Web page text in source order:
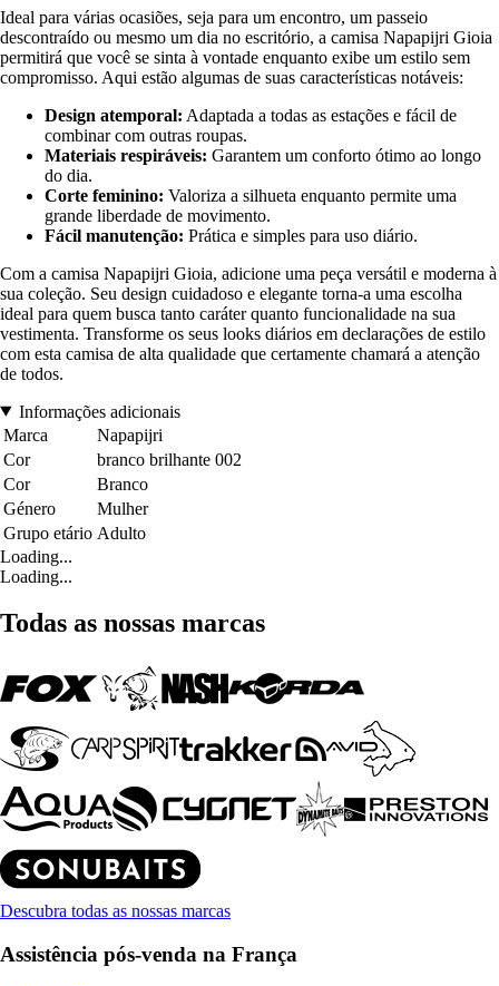
Ideal para várias ocasiões, seja para um encontro, um passeio
descontraído ou mesmo um dia no escritório, a camisa Napapijri Gioia
permitirá que você se sinta à vontade enquanto exibe um estilo sem
compromisso. Aqui estão algumas de suas características notáveis:
Design atemporal: Adaptada a todas as estações e fácil de
combinar com outras roupas.
Materiais respiráveis: Garantem um conforto ótimo ao longo
do dia.
Corte feminino: Valoriza a silhueta enquanto permite uma
grande liberdade de movimento.
Fácil manutenção: Prática e simples para uso diário.
Com a camisa Napapijri Gioia, adicione uma peça versátil e moderna à
sua coleção. Seu design cuidadoso e elegante torna-a uma escolha
ideal para quem busca tanto caráter quanto funcionalidade na sua
vestimenta. Transforme os seus looks diários em declarações de estilo
com esta camisa de alta qualidade que certamente chamará a atenção
de todos.
Informações adicionais
Marca
Napapijri
Cor
branco brilhante 002
Cor
Branco
Género
Mulher
Grupo etário Adulto
Loading...
Loading...
Todas as nossas marcas
Descubra todas as nossas marcas
Assistência pós-venda na França